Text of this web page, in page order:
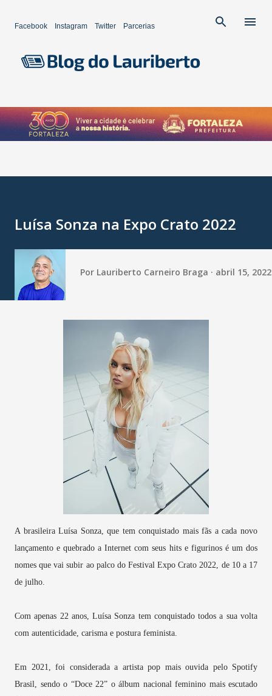
Facebook Instagram Twitter Parcerias
Luísa Sonza na Expo Crato 2022
Por Lauriberto Carneiro Braga abril 15, 2022
A brasileira Luísa Sonza, que tem conquistado mais fãs a cada novo
lançamento e quebrado a Internet com seus hits e figurinos é um dos
nomes que vai subir ao palco do Festival Expo Crato 2022, de 10 a 17
de julho.
Com apenas 22 anos, Luísa Sonza tem conquistado todos a sua volta
com autenticidade, carisma e postura feminista.
Em 2021, foi considerada a artista pop mais ouvida pelo Spotify
Brasil, sendo o “Doce 22” o álbum nacional feminino mais escutado